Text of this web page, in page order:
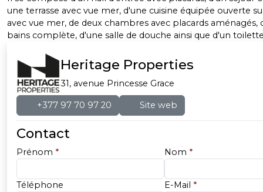
une terrasse avec vue mer, d'une cuisine équipée ouverte
avec vue mer, de deux chambres avec placards aménagés,
bains complète, d'une salle de douche ainsi que d'un
Heritage Properties
31, avenue Princesse Grace
+377 97 70 97 20 Site web
Contact
Prénom * Nom *
Téléphone E-Mail *